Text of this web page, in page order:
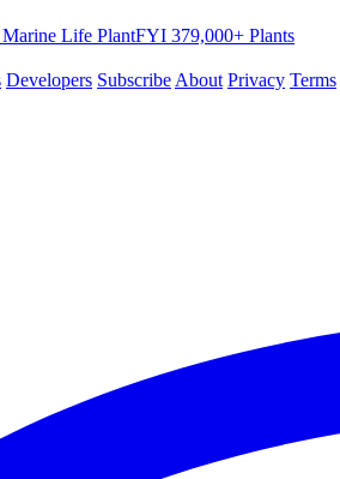
Life PlantFYI 379,000+ Plants
Developers Subscribe About Privacy Terms